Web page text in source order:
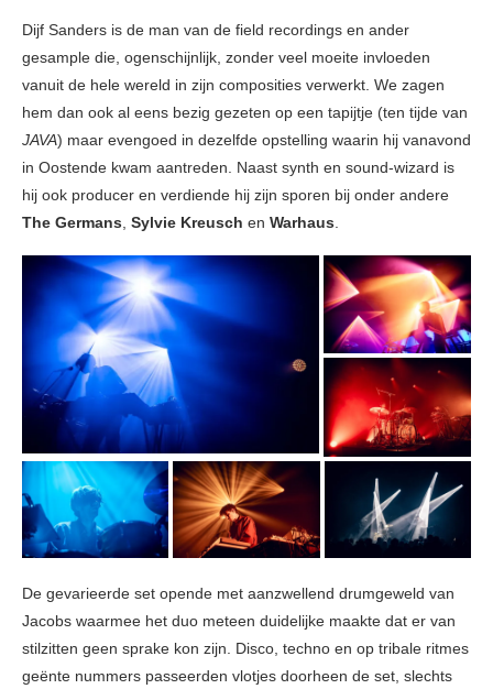
Dijf Sanders is de man van de field recordings en ander
gesample die, ogenschijnlijk, zonder veel moeite invloeden
vanuit de hele wereld in zijn composities verwerkt. We zagen
hem dan ook al eens bezig gezeten op een tapijtje (ten tijde van
JAVA) maar evengoed in dezelfde opstelling waarin hij vanavond
in Oostende kwam aantreden. Naast synth en sound-wizard is
hij ook producer en verdiende hij zijn sporen bij onder andere
The Germans Sylvie Kreusch en Warhaus
De gevarieerde set opende met aanzwellend drumgeweld van
Jacobs waarmee het duo meteen duidelijke maakte dat er van
stilzitten geen sprake kon zijn. Disco, techno en op tribale ritmes
geënte nummers passeerden vlotjes doorheen de set, slechts